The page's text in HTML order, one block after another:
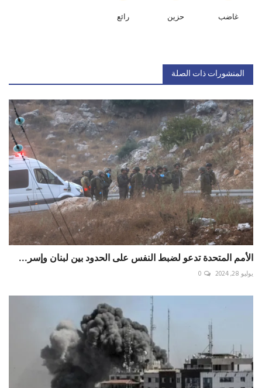
غاضب حزين رائع
المنشورات ذات الصلة
الأمم المتحدة تدعو لضبط النفس على الحدود بين لبنان وإسر...
يوليو 28, 2024 0